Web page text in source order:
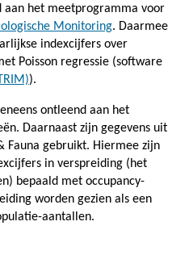
aan het meetprogramma voor
Monitoring. Daarmee
indexcijfers over
Poisson regressie (software
).
ontleend aan het
Daarnaast zijn gegevens uit
Fauna gebruikt. Hiermee zijn
in verspreiding (het
bepaald met occupancy-
worden gezien als een
aantallen.